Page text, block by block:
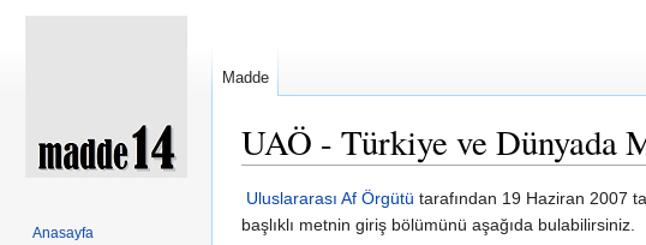
UAÖ - Türkiye ve Dünyada
Uluslararası Af Örgütü tarafından 19 Haziran 2007
başlıklı metnin giriş bölümünü aşağıda bulabilirsiniz.
Madde
Anasayfa